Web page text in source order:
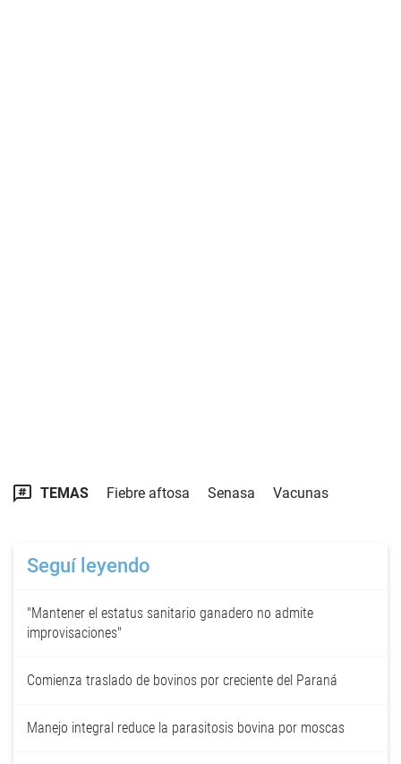
TEMAS Fiebre aftosa Senasa Vacunas
Seguí leyendo
"Mantener el estatus sanitario ganadero no admite
improvisaciones"
Comienza traslado de bovinos por creciente del Paraná
Manejo integral reduce la parasitosis bovina por moscas